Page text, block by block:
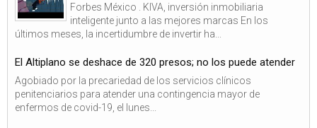
Forbes México . KIVA, inversión inmobiliaria
inteligente junto a las mejores marcas En los
últimos meses, la incertidumbre de invertir ha...
El Altiplano se deshace de 320 presos; no los puede atender
Agobiado por la precariedad de los servicios clínicos
penitenciarios para atender una contingencia mayor de
enfermos de covid-19, el lunes...